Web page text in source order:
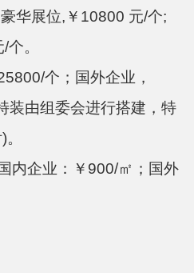
豪华展位,￥10800 元/个;
。
个 ；国外企业，
装由组委会进行搭建，特
国内企业：￥ 900/㎡；国外